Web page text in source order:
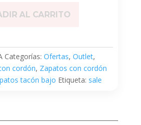
AL CARRITO
Categorías: Ofertas, Outlet,
cordón, Zapatos con cordón
tacón bajo Etiqueta: sale